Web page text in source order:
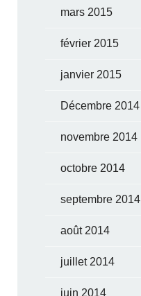
mars 2015
février 2015
janvier 2015
Décembre 2014
novembre 2014
octobre 2014
septembre 2014
août 2014
juillet 2014
juin 2014